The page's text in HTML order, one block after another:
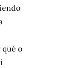
qué o